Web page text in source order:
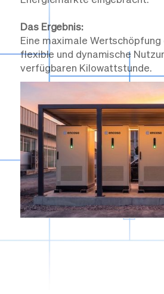
Das Ergebnis:
Eine maximale Wertschöpfung
flexible und dynamische
verfügbaren Kilowattstunde.